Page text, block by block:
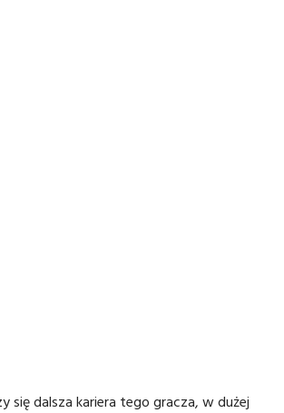
się dalsza kariera tego gracza, w dużej